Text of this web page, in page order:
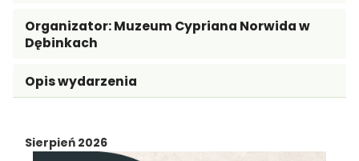
Organizator:Muzeum Cypriana Norwida w
Dębinkach
Opis wydarzenia
Sierpień 2026